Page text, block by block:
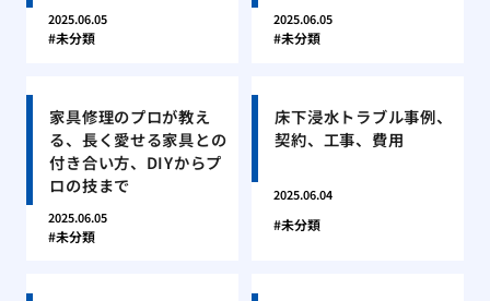
2025.06.05
未分類
2025.06.05
未分類
家具修理のプロが教え
る、長く愛せる家具との
付き合い方、DIYからプ
ロの技まで
2025.06.05
未分類
床下浸水トラブル事例、
契約、工事、費用
2025.06.04
未分類